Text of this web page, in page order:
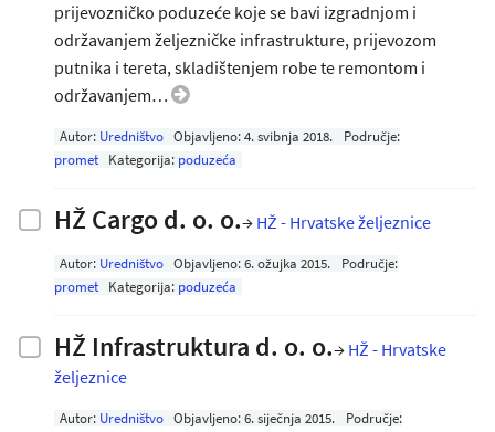
prijevozničko poduzeće koje se bavi izgradnjom i
održavanjem željezničke infrastrukture, prijevozom
putnika i tereta, skladištenjem robe te remontom i
održavanjem…
Autor: Uredništvo Objavljeno:4. svibnja 2018.
Područje:
promet
Kategorija: poduzeća
HŽ Cargo d. o. o.→ HŽ - Hrvatske željeznice
Autor: Uredništvo Objavljeno:6. ožujka 2015.
Područje:
promet
Kategorija: poduzeća
HŽ Infrastruktura d. o. o.→ HŽ - Hrvatske
željeznice
Autor: Uredništvo Objavljeno:6. siječnja 2015.
Područje: